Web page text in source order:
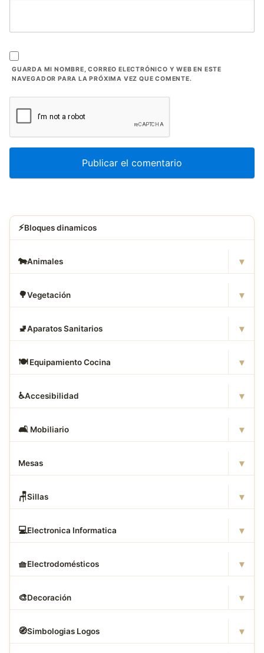
GUARDA MI NOMBRE, CORREO ELECTRÓNICO Y WEB EN ESTE
NAVEGADOR PARA LA PRÓXIMA VEZ QUE COMENTE.
⚡Bloques dinamicos
🐄Animales ▾
🌳Vegetación ▾
🚽Aparatos Sanitarios ▾
🍽️ Equipamiento Cocina ▾
♿Accesibilidad ▾
🛋 ️ Mobiliario ▾
Mesas ▾
🪑Sillas ▾
💻Electronica Informatica ▾
🧺Electrodomésticos ▾
🎨Decoración ▾
🧭Simbologias Logos ▾